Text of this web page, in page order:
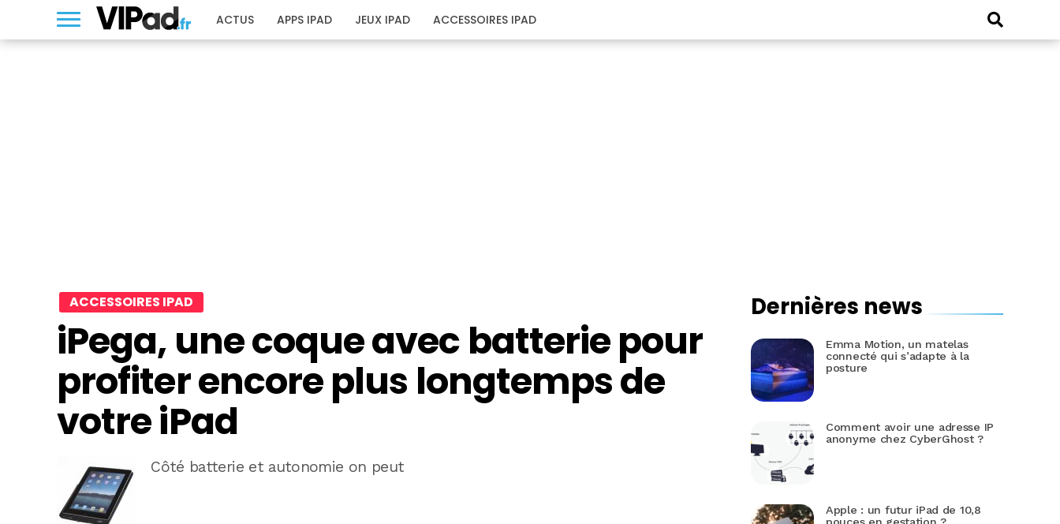
ACTUS APPS IPAD JEUX IPAD ACCESSOIRES IPAD
ACCESSOIRES IPAD
iPega, une coque avec batterie pour
profiter encore plus longtemps de
votre iPad
Côté batterie et autonomie on peut
Dernières news
Emma Motion, un matelas
connecté qui s’adapte à la
posture
Comment avoir une adresse IP
anonyme chez CyberGhost ?
Apple : un futur iPad de 10,8